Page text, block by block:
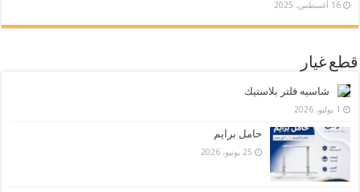
16 أغسطس، 2025
قطع غيار
شاسيه فلتر بلاستيك
1 يوليو، 2026
حامل برايم
25 يونيو، 2026